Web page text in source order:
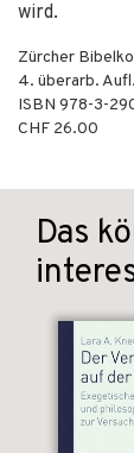
wird.
Zürcher
4. überarb. Aufl.
ISBN 978-3-
CHF 26.00
Das